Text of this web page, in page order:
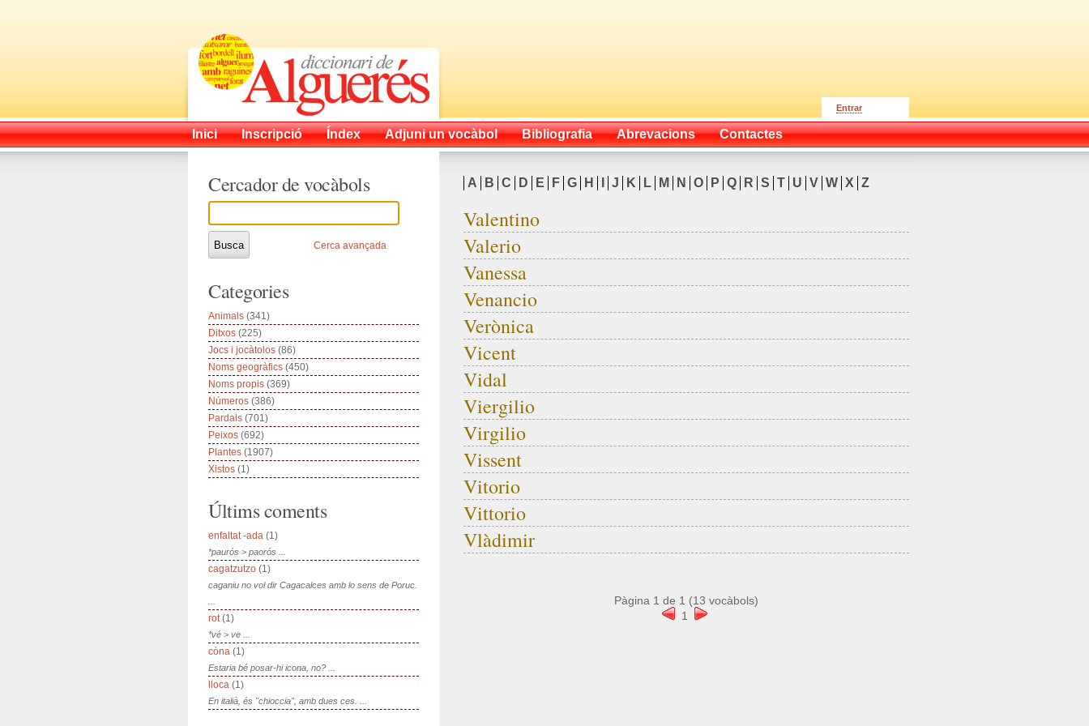
Entrar
Inici Inscripció Índex Adjuni un vocàbol Bibliografia Abrevacions Contactes
A B C D E F G H J K L M N O P Q R S T U V W X Z
Valentino
Valerio
Vanessa
Venancio
Verònica
Vicent
Vidal
Viergilio
Virgilio
Vissent
Vitorio
Vittorio
Vlàdimir
Pàgina 1 de 1 (13 vocàbols)
1
Cercador de vocàbols
Cerca avançada
Categories
Animals (341)
Ditxos (225)
Jocs i jocàtolos (86)
Noms geogràfics (450)
Noms propis (369)
Números (386)
Pardals (701)
Peixos (692)
Plantes (1907)
Xistos (1)
Últims coments
enfaltat -ada (1)
*paurós > paorós ...
cagatzutzo (1)
caganiu no vol dir Cagacalces amb lo sens de Poruc.
rot(1)
*vé > ve ...
còna (1)
Estaria bé posar-hi icona, no? ...
lloca (1)
En italià, és "chioccia", amb dues ces. ...